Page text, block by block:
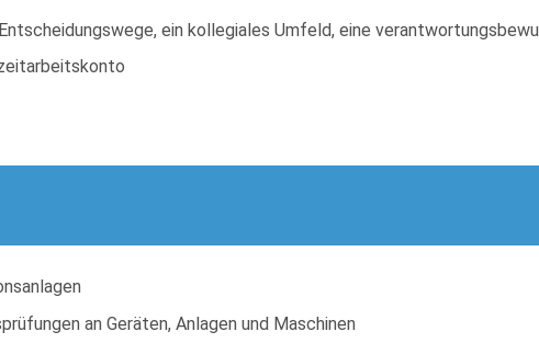
ein kollegiales Umfeld, eine
an Geräten, Anlagen und Maschinen